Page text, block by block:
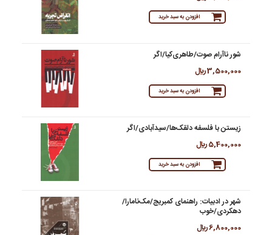
افزودن به سبد خرید
شور ناآرام صوت/طاهری‌کیا/اگر
3,500,000 ريال
افزودن به سبد خرید
زیستن با فلسفه دلقک‌ها/سیدآبادی/اگر
5,400,000 ريال
افزودن به سبد خرید
شهر در ادبیات: راهنمای کمبریج/مک‌‌نامارا/
دهکردی/خوب
6,800,000 ريال